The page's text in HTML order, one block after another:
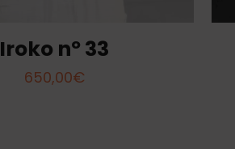
Iroko nº 33
650,00€